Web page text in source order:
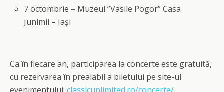
7 octombrie – Muzeul ”Vasile Pogor” Casa
Junimii – Iași
Ca în fiecare an, participarea la concerte este gratuită,
cu rezervarea în prealabil a biletului pe site-ul
evenimentului: classicunlimited.ro/concerte/.